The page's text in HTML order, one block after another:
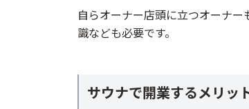
自らオーナー店頭に立つオーナ
識なども必要です。
サウナで開業するメリッ